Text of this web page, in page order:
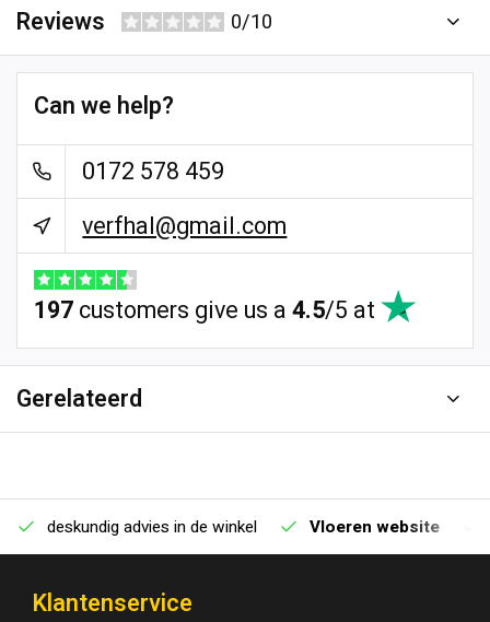
Reviews 0/10
Can we help?
0172 578 459
verfhal@gmail.com
197customers give us a4.5/5 at
Gerelateerd
deskundig advies in de winkel Vloeren website
Klantenservice